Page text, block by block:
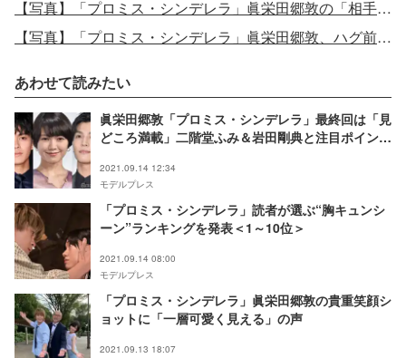
【写真】「プロミス・シンデレラ」眞栄田郷敦の「相手の全部が欲しくなる」に視聴者悶絶
【写真】「プロミス・シンデレラ」眞栄田郷敦、ハグ前後の“3つのセリフ”が話題「胸キュンフルコンボ」
あわせて読みたい
眞栄田郷敦「プロミス・シンデレラ」最終回は「見
どころ満載」二階堂ふみ＆岩田剛典と注目ポイント
2021.09.14 12:34
モデルプレス
「プロミス・シンデレラ」読者が選ぶ“胸キュンシ
ーン”ランキングを発表＜1～10位＞
2021.09.14 08:00
モデルプレス
「プロミス・シンデレラ」眞栄田郷敦の貴重笑顔シ
ョットに「一層可愛く見える」の声
2021.09.13 18:07